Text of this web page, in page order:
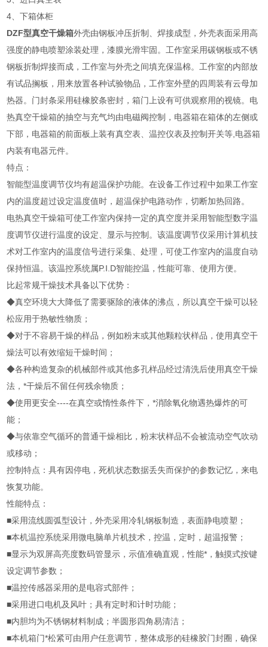
4、下箱体柜
DZF型真空干燥箱外壳由钢板冲压折制、焊接成型，外壳表面采用高
强度的静电喷塑涂装处理，漆膜光滑牢固。工作室采用碳钢板或不锈
钢板折制焊接而成，工作室与外壳之间填充保温棉。工作室的内部放
有试品搁板，用来放置各种试验物品，工作室外壁的四周装有云母加
热器。门封条采用硅橡胶条密封，箱门上设有可供观察用的视镜。电
热真空干燥箱的抽空与充气均由电磁阀控制，电器箱在箱体的左侧或
下部，电器箱的前面板上装有真空表、温控仪表及控制开关等,电器箱
内装有电器元件。
特点：
智能型温度调节仪均有超温保护功能。在设备工作过程中如果工作室
内的温度超过设定温度值时，超温保护电路动作，切断加热回路。
电热真空干燥箱可使工作室内保持一定的真空度并采用智能型数字温
度调节仪进行温度的设定、显示与控制。该温度调节仪采用计算机技
术对工作室内的温度信号进行采集、处理，可使工作室内的温度自动
保持恒温。该温控系统属P.I.D智能控温，性能可靠、使用方便。
比起常规干燥技术具备以下优势：
◆真空环境大大降低了需要驱除的液体的沸点，所以真空干燥可以轻
松应用于热敏性物质；
◆对于不容易干燥的样品，例如粉末或其他颗粒状样品，使用真空干
燥法可以有效缩短干燥时间；
◆各种构造复杂的机械部件或其他多孔样品经过清洗后使用真空干燥
法，*干燥后不留任何残余物质；
◆使用更安全----在真空或惰性条件下，*消除氧化物遇热爆炸的可
能；
◆与依靠空气循环的普通干燥相比，粉末状样品不会被流动空气吹动
或移动；
控制特点：具有因停电，死机状态数据丢失而保护的参数记忆，来电
恢复功能。
性能特点：
■采用流线圆弧型设计，外壳采用冷轧钢板制造，表面静电喷塑；
■本机温控系统采用微电脑单片机技术，控温，定时，超温报警；
■显示为双屏高亮度数码管显示，示值准确直观，性能*，触摸式按键
设定调节参数；
■温控传感器采用的是电容式部件；
■采用进口电机及风叶；具有定时和计时功能；
■内胆均为不锈钢材料制成；半圆形四角易清洁；
■本机箱门*松紧可由用户任意调节，整体成形的硅橡胶门封圈，确保